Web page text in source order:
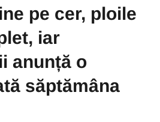
pe cer, ploile
iar
anunță o
săptămâna